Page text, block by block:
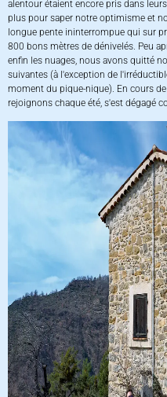
alentour étaient encore pris dans
plus pour saper notre optimisme et
longue pente ininterrompue qui sur
800 bons mètres de dénivelés. Peu
enfin les nuages, nous avons quitté
suivantes (à l'exception de
moment du pique-nique). En cours
rejoignons chaque été, s'est dégagé